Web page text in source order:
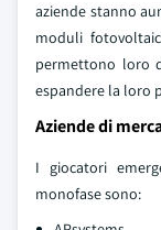
aziende stanno
moduli
permettono loro
espandere la loro
Aziende di
I giocatori
monofase sono: